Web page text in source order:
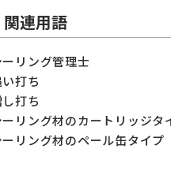
関連用語
ーリング管理士
打ち
し打ち
ーリング材のカートリッジタ
ーリング材のペール缶タイプ